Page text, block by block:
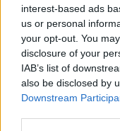
interest-based ads
us or personal
your opt-out. You
disclosure of your
IAB’s list of
also be disclosed by
Downstream
Previous